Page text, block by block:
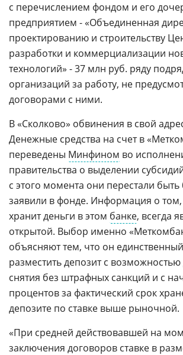
с перечислением фондом и его
предприятием - «Объединенная
проектированию и строительству
разработки и коммерциализации
технологий» - 37 млн руб. ряду
организаций за работу, не
договорами с ними.
В «Сколково» обвинения в свой
Денежные средства на счет в
переведены Минфином во
правительства о выделении
с этого момента они перестали
заявили в фонде. Информация о том,
хранит деньги в этом банке, всегда
открытой. Выбор именно
объясняют тем, что он
разместить депозит с
снятия без штрафных санкций и с
процентов за фактический срок
депозите по ставке выше рыночной.
«При средней действовавшей на
заключения договоров ставке в